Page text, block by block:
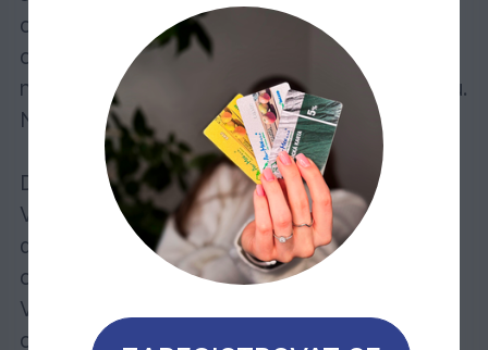
odolný vůči povětrnosti a UV záření. Nátěr
obsahuje účinné látky k preventivní ochraně
nátěru před napadením plísní, řasou a houbou.
Neodprýskává, nepraská a neodlupuje se.
Doporučuje se pro:
Veškeré dřevo ve vnějších prostorách:
dřevěné fasády, přístřešky pro auta, dveře,
okna, balkóny, ploty, pohledové zábrany atd.
Vybírat můžete z 18 standardních barevných
odstínů.